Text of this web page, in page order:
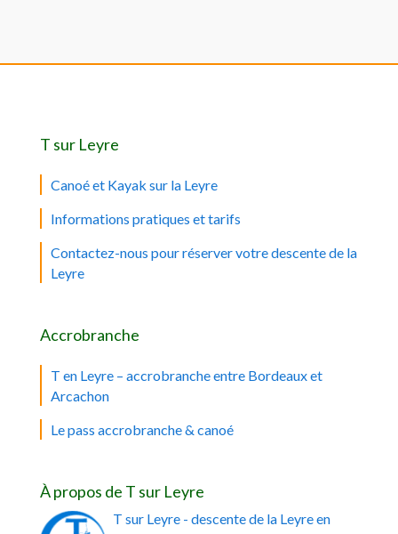
T sur Leyre
Canoé et Kayak sur la Leyre
Informations pratiques et tarifs
Contactez-nous pour réserver votre descente de la
Leyre
Accrobranche
T en Leyre – accrobranche entre Bordeaux et
Arcachon
Le pass accrobranche & canoé
À propos de T sur Leyre
T sur Leyre - descente de la Leyre en